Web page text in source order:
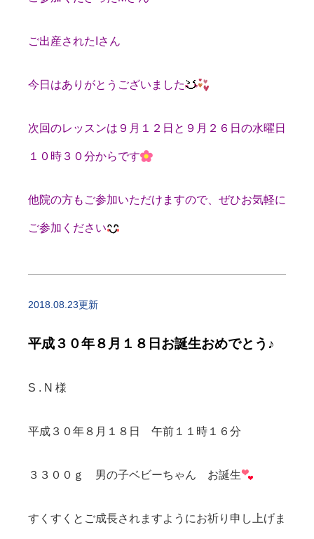
ご出産されたIさん
今日はありがとうございました
次回のレッスンは９月１２日と９月２６日の水曜日
１０時３０分からです
他院の方もご参加いただけますので、ぜひお気軽に
ご参加ください
2018.08.23更新
平成３０年８月１８日お誕生おめでとう♪
S . N 様
平成３０年８月１８日 午前１１時１６分
３３００ｇ 男の子ベビーちゃん お誕生
すくすくとご成長されますようにお祈り申し上げま